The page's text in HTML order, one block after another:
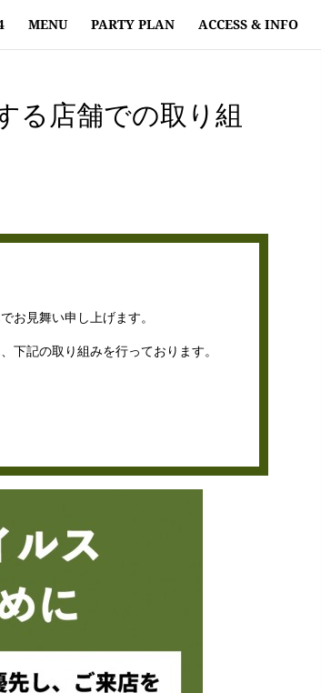
MENU PARTY PLAN ACCESS & INFO
る店舗での取り組
お見舞い申し上げます。
下記の取り組みを行っております。